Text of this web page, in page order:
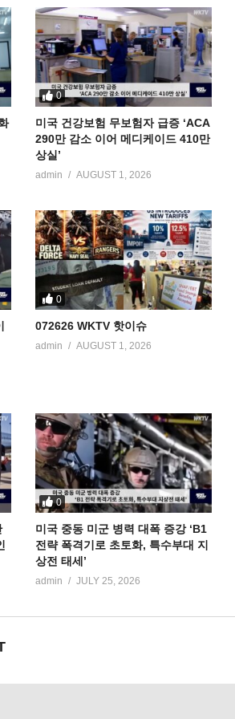
0
미국 건강보험 무보험자 급증 ‘ACA
290만 감소 이어 메디케이드 410만
상실’
admin AUGUST 1, 2026
0
072626 WKTV 핫이슈
admin AUGUST 1, 2026
0
미국 중동 미군 병력 대폭 증강 ‘B1
전략 폭격기로 초토화, 특수부대 지
상전 태세’
admin JULY 25, 2026